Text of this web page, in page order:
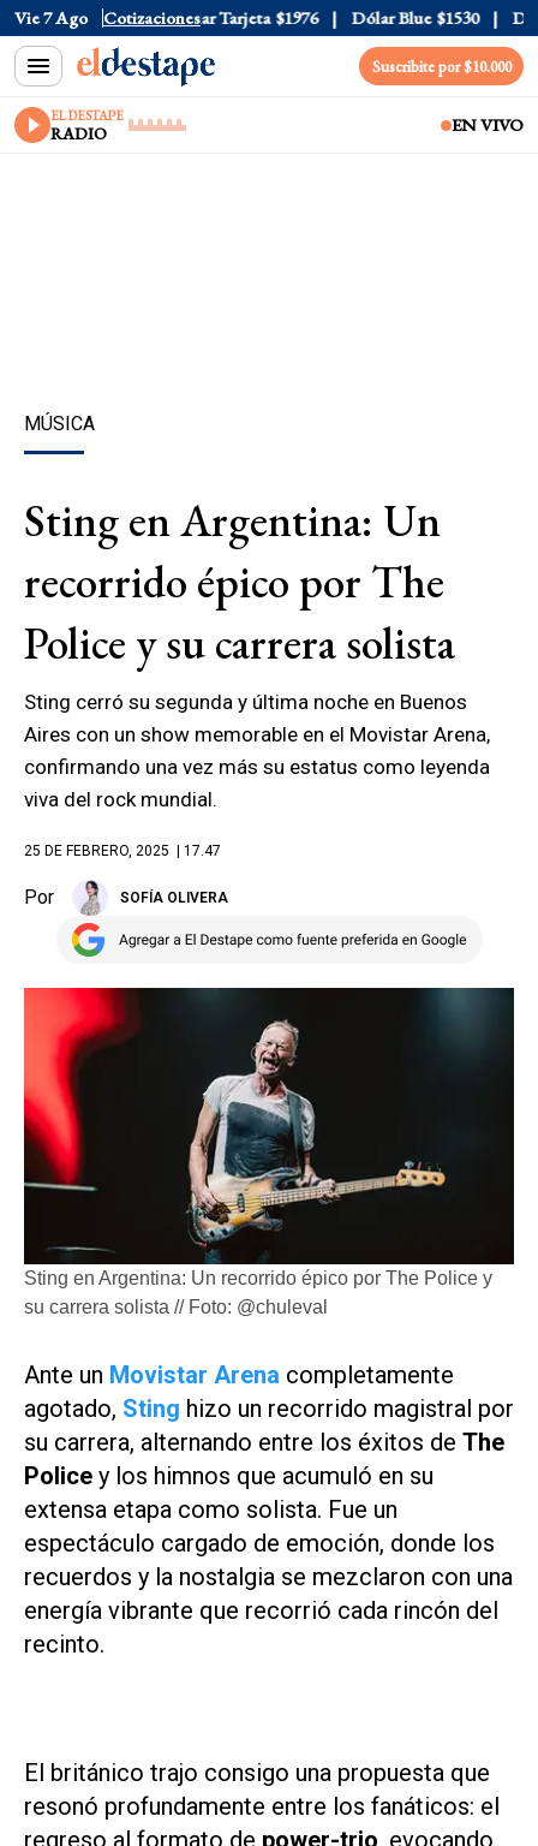
Vie 7 Ago Cotizaciones
Oficial $1520 Dólar Tarjeta $1976 Dólar Blue $1530 Dólar
Suscribite por $10.000
EL DESTAPE
RADIO EN VIVO
MÚSICA
Sting en Argentina: Un
recorrido épico por The
Police y su carrera solista
Sting cerró su segunda y última noche en Buenos
Aires con un show memorable en el Movistar Arena,
confirmando una vez más su estatus como leyenda
viva del rock mundial.
25 DE FEBRERO, 2025 | 17.47
Por SOFÍA OLIVERA
Sting en Argentina: Un recorrido épico por The Police y
su carrera solista // Foto: @chuleval
Ante un Movistar Arena completamente
agotado, Sting hizo un recorrido magistral por
su carrera, alternando entre los éxitos de The
Police y los himnos que acumuló en su
extensa etapa como solista. Fue un
espectáculo cargado de emoción, donde los
recuerdos y la nostalgia se mezclaron con una
energía vibrante que recorrió cada rincón del
recinto.
El británico trajo consigo una propuesta que
resonó profundamente entre los fanáticos: el